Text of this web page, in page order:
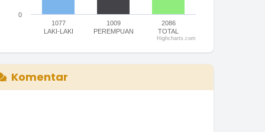
1077
LAKI-LAKI
1009
PEREMPUAN
2086
TOTAL
0
Highcharts.com
Komentar